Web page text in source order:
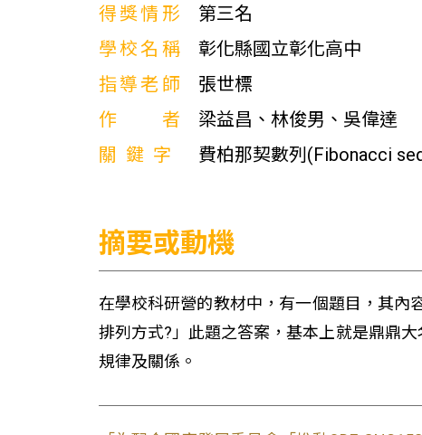
得獎情形
第三名
學校名稱
彰化縣國立彰化高中
指導老師
張世標
作者
梁益昌、林俊男、吳偉達
關鍵字
費柏那契數列(Fibonacci
摘要或動機
在學校科研營的教材中，有一個題目，其內
排列方式?」此題之答案，基本上就是鼎鼎
規律及關係。